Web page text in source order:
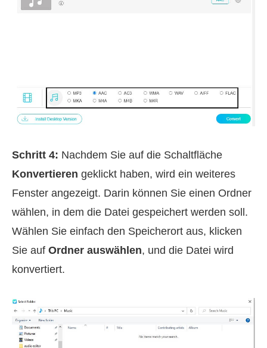
Schritt 4: Nachdem Sie auf die Schaltfläche
Konvertieren geklickt haben, wird ein weiteres
Fenster angezeigt. Darin können Sie einen Ordner
wählen, in dem die Datei gespeichert werden soll.
Wählen Sie einfach den Speicherort aus, klicken
Sie auf Ordner auswählen, und die Datei wird
konvertiert.